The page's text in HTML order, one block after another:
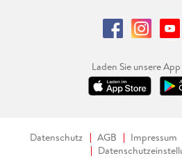
Laden Sie unsere
Datenschutz AGB Impressum